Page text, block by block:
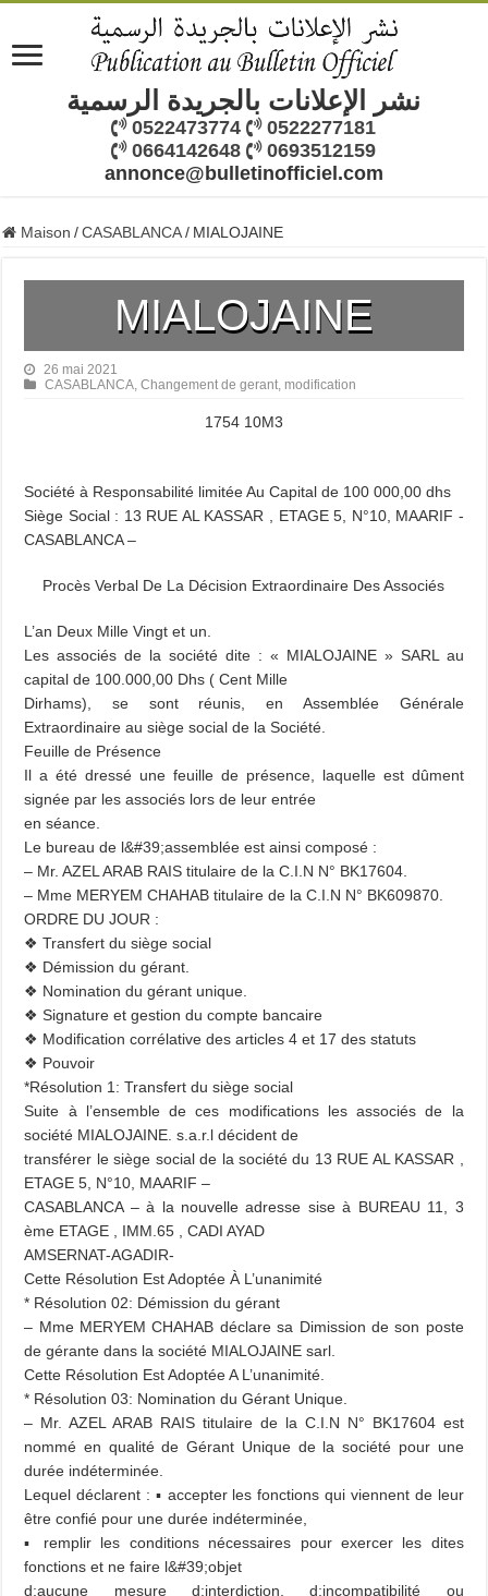
نشر الإعلانات بالجريدة الرسمية
0522473774
0522277181
0664142648
0693512159
annonce@bulletinofficiel.com
Maison / CASABLANCA / MIALOJAINE
MIALOJAINE
26 mai 2021
CASABLANCA,Changement de gerant, modification
1754 10M3
Société à Responsabilité limitée Au Capital de 100 000,00 dhs
Siège Social : 13 RUE AL KASSAR , ETAGE 5, N°10, MAARIF -
CASABLANCA –
Procès Verbal De La Décision Extraordinaire Des Associés
L’an Deux Mille Vingt et un.
Les associés de la société dite : « MIALOJAINE » SARL au
capital de 100.000,00 Dhs ( Cent Mille
Dirhams), se sont réunis, en Assemblée Générale
Extraordinaire au siège social de la Société.
Feuille de Présence
Il a été dressé une feuille de présence, laquelle est dûment
signée par les associés lors de leur entrée
en séance.
Le bureau de l&#39;assemblée est ainsi composé :
– Mr. AZEL ARAB RAIS titulaire de la C.I.N N° BK17604.
– Mme MERYEM CHAHAB titulaire de la C.I.N N° BK609870.
ORDRE DU JOUR :
❖ Transfert du siège social
❖ Démission du gérant.
❖ Nomination du gérant unique.
❖ Signature et gestion du compte bancaire
❖ Modification corrélative des articles 4 et 17 des statuts
❖ Pouvoir
*Résolution 1: Transfert du siège social
Suite à l’ensemble de ces modifications les associés de la
société MIALOJAINE. s.a.r.l décident de
transférer le siège social de la société du 13 RUE AL KASSAR ,
ETAGE 5, N°10, MAARIF –
CASABLANCA – à la nouvelle adresse sise à BUREAU 11, 3
ème ETAGE , IMM.65 , CADI AYAD
AMSERNAT-AGADIR-
Cette Résolution Est Adoptée À L’unanimité
* Résolution 02: Démission du gérant
– Mme MERYEM CHAHAB déclare sa Dimission de son poste
de gérante dans la société MIALOJAINE sarl.
Cette Résolution Est Adoptée A L’unanimité.
* Résolution 03: Nomination du Gérant Unique.
– Mr. AZEL ARAB RAIS titulaire de la C.I.N N° BK17604 est
nommé en qualité de Gérant Unique de la société pour une
durée indéterminée.
Lequel déclarent : ▪ accepter les fonctions qui viennent de leur
être confié pour une durée indéterminée,
▪ remplir les conditions nécessaires pour exercer les dites
fonctions et ne faire l&#39;objet
d;aucune mesure d;interdiction, d;incompatibilité ou